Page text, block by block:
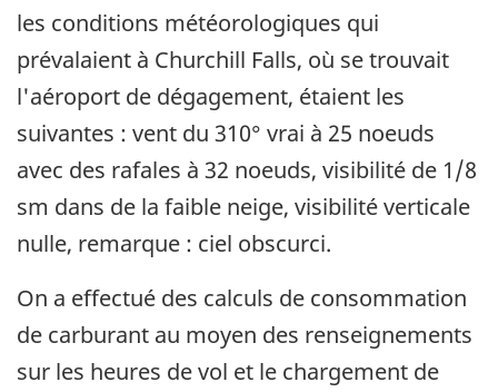
les conditions météorologiques qui
prévalaient à Churchill Falls, où se trouvait
l'aéroport de dégagement, étaient les
suivantes : vent du 310° vrai à 25 noeuds
avec des rafales à 32 noeuds, visibilité de 1/8
sm dans de la faible neige, visibilité verticale
nulle, remarque : ciel obscurci.
On a effectué des calculs de consommation
de carburant au moyen des renseignements
sur les heures de vol et le chargement de